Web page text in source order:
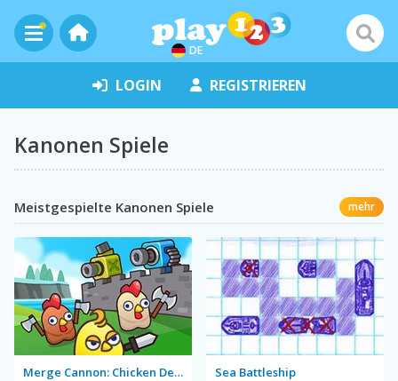
DE
LOGIN REGISTRIEREN
Kanonen Spiele
Meistgespielte Kanonen Spiele mehr
Merge Cannon: Chicken Defense Sea Battleship